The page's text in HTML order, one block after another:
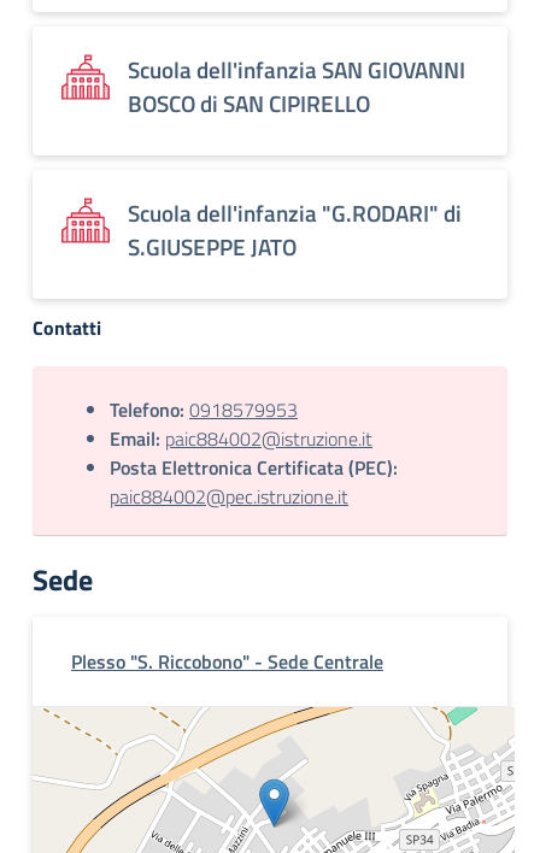
Scuola dell'infanzia SAN GIOVANNI
BOSCO di SAN CIPIRELLO
Scuola dell'infanzia "G.RODARI" di
S.GIUSEPPE JATO
Contatti
Telefono: 0918579953
Email: paic884002@istruzione.it
Posta Elettronica Certificata (PEC):
paic884002@pec.istruzione.it
Sede
Plesso "S. Riccobono" - Sede Centrale